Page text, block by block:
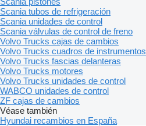
Scania tubos de refrigeración
Scania unidades de control
Scania válvulas de control de freno
Volvo Trucks cajas de cambios
Volvo Trucks cuadros de instrumentos
Volvo Trucks fascias delanteras
Volvo Trucks motores
Volvo Trucks unidades de control
WABCO unidades de control
ZF cajas de cambios
Véase también
Hyundai recambios en España